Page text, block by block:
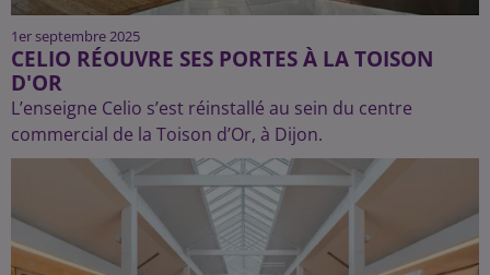
1er septembre 2025
CELIO RÉOUVRE SES PORTES À LA TOISON
D'OR
L’enseigne Celio s’est réinstallé au sein du centre
commercial de la Toison d’Or, à Dijon.